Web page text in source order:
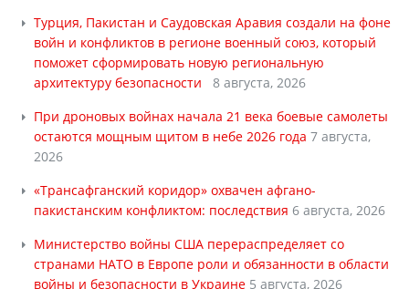
Турция, Пакистан и Саудовская Аравия создали на фоне
войн и конфликтов в регионе военный союз, который
поможет сформировать новую региональную
архитектуру безопасности
8 августа, 2026
При дроновых войнах начала 21 века боевые самолеты
остаются мощным щитом в небе 2026 года 7 августа,
2026
«Трансафганский коридор» охвачен афгано-
пакистанским конфликтом: последствия 6 августа, 2026
Министерство войны США перераспределяет со
странами НАТО в Европе роли и обязанности в области
войны и безопасности в Украине 5 августа, 2026